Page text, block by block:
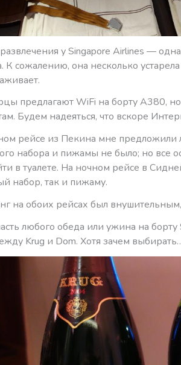
у Singapore Airlines —
К сожалению, она несколько
предлагают WiFi на борту А380,
Будем надеяться, что вскоре
рейсе из Пекина мне предложили
набора и пижамы не было; но все
в туалете. На ночном рейсе в
набор, так и пижаму.
на обоих рейсах был
любого обеда или ужина на
Krug и Dom. Хотя зачем